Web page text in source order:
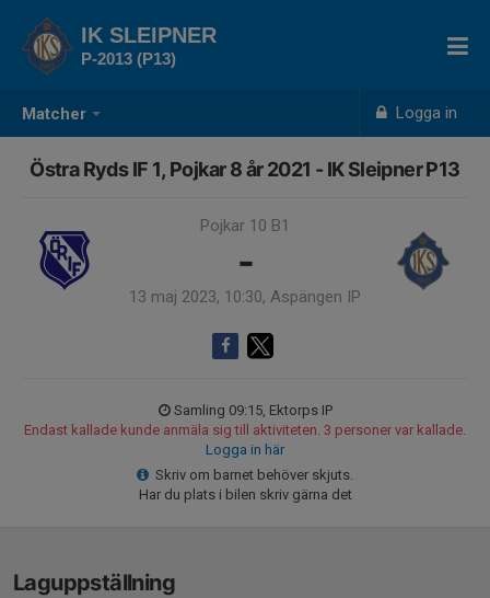
Matcher Logga in
IK SLEIPNER
P-2013 (P13)
Östra Ryds IF 1, Pojkar 8 år 2021 - IK Sleipner P13
Pojkar 10 B1
-
13 maj 2023, 10:30, Aspängen IP
Samling 09:15, Ektorps IP
Endast kallade kunde anmäla sig till aktiviteten. 3 personer var kallade.
Logga in här
Skriv om barnet behöver skjuts.
Har du plats i bilen skriv gärna det
Laguppställning